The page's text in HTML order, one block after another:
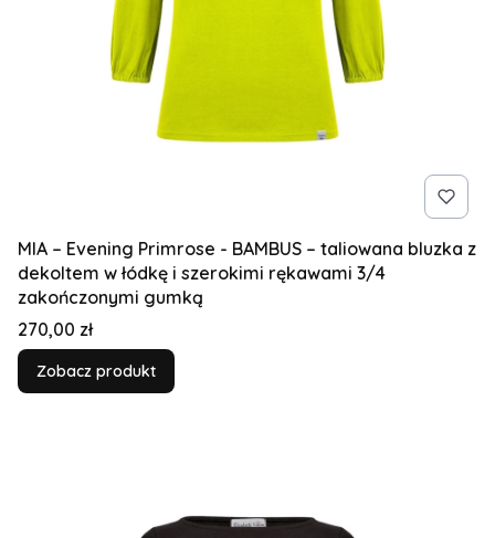
MIA – Evening Primrose - BAMBUS – taliowana bluzka z
dekoltem w łódkę i szerokimi rękawami 3/4
zakończonymi gumką
Cena
270,00 zł
Zobacz produkt